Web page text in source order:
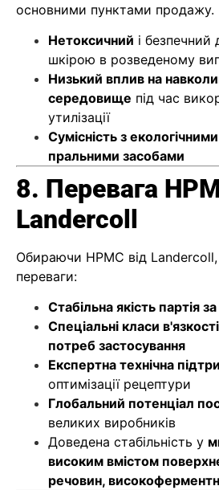
основними пунктами продажу.
Нетоксичний і безпечний
шкірою в розведеному
Низький вплив на
середовище під час
утилізації
Сумісність з
пральними засобами
8. Перевага
Landercoll
Обираючи HPMC від
переваги:
Стабільна якість партія
Спеціальні класи
потреб застосування
Експертна технічна
оптимізації рецептури
Глобальний потенціал
великих виробників
Доведена стабільність у
високим вмістом
речовин,